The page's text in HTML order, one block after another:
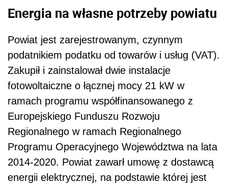
Energia na własne potrzeby powiatu
Powiat jest zarejestrowanym, czynnym
podatnikiem podatku od towarów i usług (VAT).
Zakupił i zainstalował dwie instalacje
fotowoltaiczne o łącznej mocy 21 kW w
ramach programu współfinansowanego z
Europejskiego Funduszu Rozwoju
Regionalnego w ramach Regionalnego
Programu Operacyjnego Województwa na lata
2014-2020. Powiat zawarł umowę z dostawcą
energii elektrycznej, na podstawie której jest